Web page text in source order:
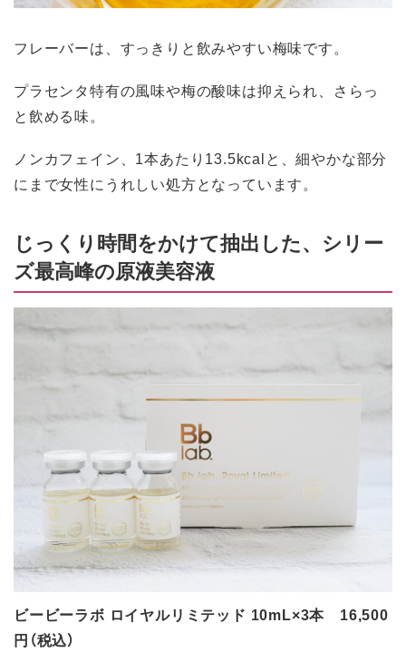
フレーバーは、すっきりと飲みやすい梅味です。
プラセンタ特有の風味や梅の酸味は抑えられ、さらっ
と飲める味。
ノンカフェイン、1本あたり13.5kcalと、細やかな部分
にまで女性にうれしい処方となっています。
じっくり時間をかけて抽出した、シリー
ズ最高峰の原液美容液
ビービーラボ ロイヤルリミテッド 10mL×3本 16,500
円（税込）